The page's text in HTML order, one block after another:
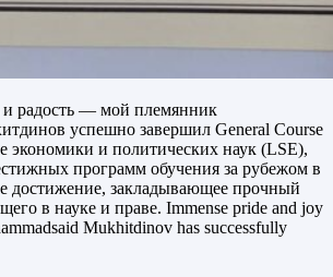
и радость — мой племянник
успешно завершил General Course
экономики и политических наук (LSE),
программ обучения за рубежом в
достижение, закладывающее прочный
в науке и праве. Immense pride and joy
Mukhitdinov has successfully